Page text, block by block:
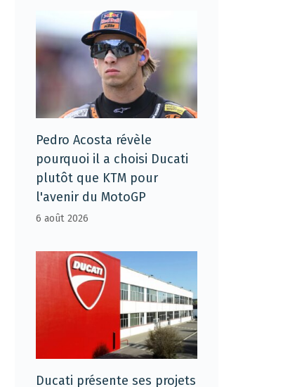
Pedro Acosta révèle
pourquoi il a choisi Ducati
plutôt que KTM pour
l'avenir du MotoGP
6 août 2026
Ducati présente ses projets